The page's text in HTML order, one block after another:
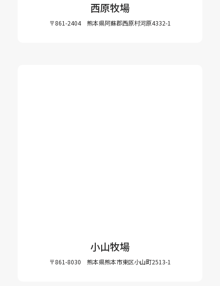
西原牧場
〒861-2404 熊本県阿蘇郡西原村河原4332-1
小山牧場
〒861-8030 熊本県熊本市東区小山町2513-1